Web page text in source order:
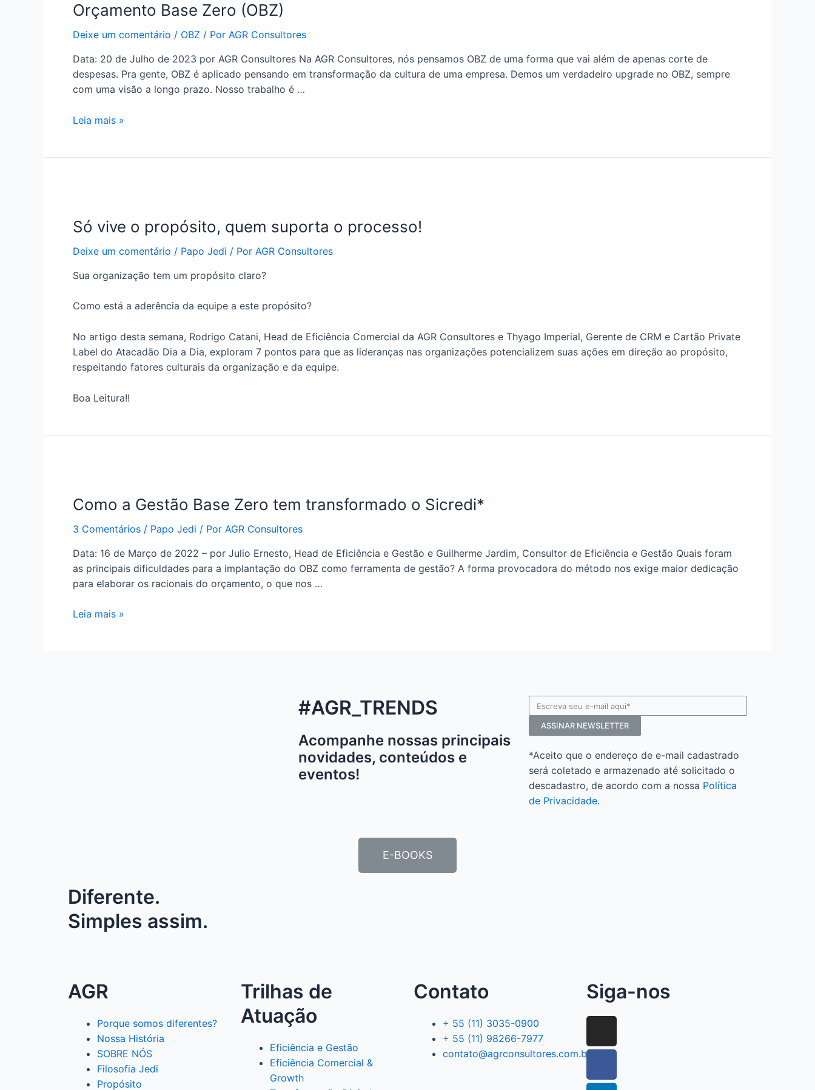
Orçamento Base Zero (OBZ)
Deixe um comentário / OBZ / Por AGR Consultores
Data: 20 de Julho de 2023 por AGR Consultores Na AGR Consultores, nós pensamos OBZ de uma forma que vai além de apenas corte de
despesas. Pra gente, OBZ é aplicado pensando em transformação da cultura de uma empresa. Demos um verdadeiro upgrade no OBZ, sempre
com uma visão a longo prazo. Nosso trabalho é …
Leia mais »
Só vive o propósito, quem suporta o processo!
Deixe um comentário / Papo Jedi / Por AGR Consultores
Sua organização tem um propósito claro?
Como está a aderência da equipe a este propósito?
No artigo desta semana, Rodrigo Catani, Head de Eficiência Comercial da AGR Consultores e Thyago Imperial, Gerente de CRM e Cartão Private
Label do Atacadão Dia a Dia, exploram 7 pontos para que as lideranças nas organizações potencializem suas ações em direção ao propósito,
respeitando fatores culturais da organização e da equipe.
Boa Leitura!!
Como a Gestão Base Zero tem transformado o Sicredi*
3 Comentários / Papo Jedi / Por AGR Consultores
Data: 16 de Março de 2022 – por Julio Ernesto, Head de Eficiência e Gestão e Guilherme Jardim, Consultor de Eficiência e Gestão Quais foram
as principais dificuldades para a implantação do OBZ como ferramenta de gestão? A forma provocadora do método nos exige maior dedicação
para elaborar os racionais do orçamento, o que nos …
Leia mais »
#AGR_TRENDS
Acompanhe nossas principais
novidades, conteúdos e
eventos!
ASSINAR NEWSLETTER
*Aceito que o endereço de e-mail cadastrado
será coletado e armazenado até solicitado o
descadastro, de acordo com a nossa Política
de Privacidade.
E-BOOKS
Diferente.
Simples assim.
AGR
Porque somos diferentes?
Nossa História
SOBRE NÓS
Filosofia Jedi
Propósito
Trilhas de
Atuação
Eficiência e Gestão
Eficiência Comercial &
Growth
Contato
+ 55 (11) 3035-0900
+ 55 (11) 98266-7977
contato@agrconsultores.com.br
Siga-nos